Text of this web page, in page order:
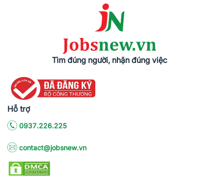
Tìm đúng người, nhận đúng việc
Hỗ trợ
0937.226.225
contact@jobsnew.vn